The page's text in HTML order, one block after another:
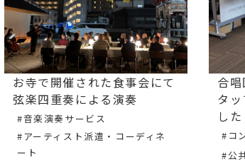
お寺で開催された食事会にて
弦楽四重奏による演奏
#音楽演奏サービス
#アーティスト派遣・コーディネ
ート
合
タ
した
#コ
#公